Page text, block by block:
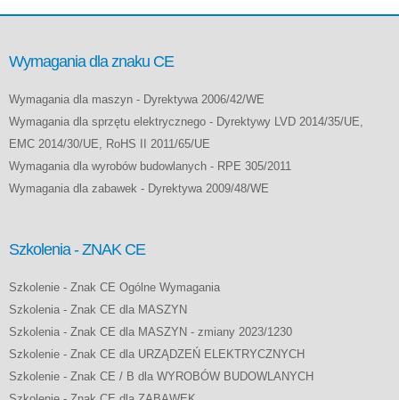
Wymagania dla znaku CE
Wymagania dla maszyn - Dyrektywa 2006/42/WE
Wymagania dla sprzętu elektrycznego - Dyrektywy LVD 2014/35/UE,
EMC 2014/30/UE, RoHS II 2011/65/UE
Wymagania dla wyrobów budowlanych - RPE 305/2011
Wymagania dla zabawek - Dyrektywa 2009/48/WE
Szkolenia - ZNAK CE
Szkolenie - Znak CE Ogólne Wymagania
Szkolenia - Znak CE dla MASZYN
Szkolenia - Znak CE dla MASZYN - zmiany 2023/1230
Szkolenie - Znak CE dla URZĄDZEŃ ELEKTRYCZNYCH
Szkolenie - Znak CE / B dla WYROBÓW BUDOWLANYCH